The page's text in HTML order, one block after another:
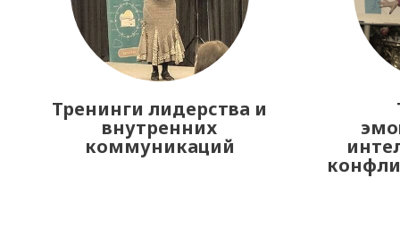
Тренинги лидерства и
внутренних
коммуникаций